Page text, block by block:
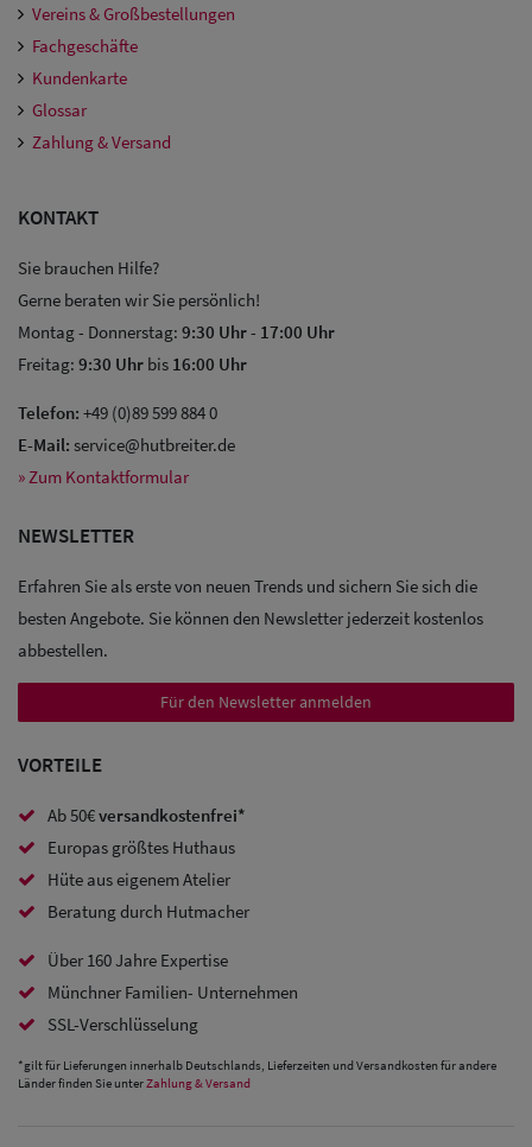
Sale: Caps
Sale:
Baseball
Caps
Caps
Sale:
Trucker
Caps
mit
Ohrenschutz
Vereins & Großbestellungen
Fachgeschäfte
Kundenkarte
Glossar
Zahlung & Versand
KONTAKT
Sie brauchen Hilfe?
Gerne beraten wir Sie persönlich!
Montag - Donnerstag: 9:30 Uhr- 17:00 Uhr
Freitag: 9:30 Uhr bis 16:00 Uhr
Telefon: +49 (0)89 599 884 0
E-Mail: service@hutbreiter.de
» Zum Kontaktformular
NEWSLETTER
Erfahren Sie als erste von neuen Trends und sichern Sie sich die
besten Angebote. Sie können den Newsletter jederzeit kostenlos
abbestellen.
Für den Newsletter anmelden
VORTEILE
Ab 50€versandkostenfrei*
Europas größtes Huthaus
Hüte aus eigenem Atelier
Beratung durch Hutmacher
Über 160 Jahre Expertise
Münchner Familien- Unternehmen
SSL-Verschlüsselung
*gilt für Lieferungen innerhalb Deutschlands, Lieferzeiten und Versandkosten für andere
Länder finden Sie unterZahlung & Versand